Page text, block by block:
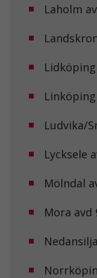
Laholm
Ludvika/
Lycksele
Mölndal
Mora avd